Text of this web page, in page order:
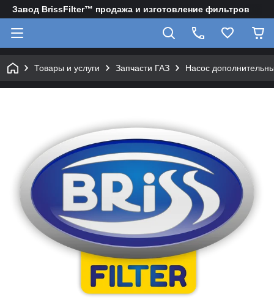
Завод BrissFilter™ продажа и изготовление фильтров
Товары и услуги Запчасти ГАЗ Насос